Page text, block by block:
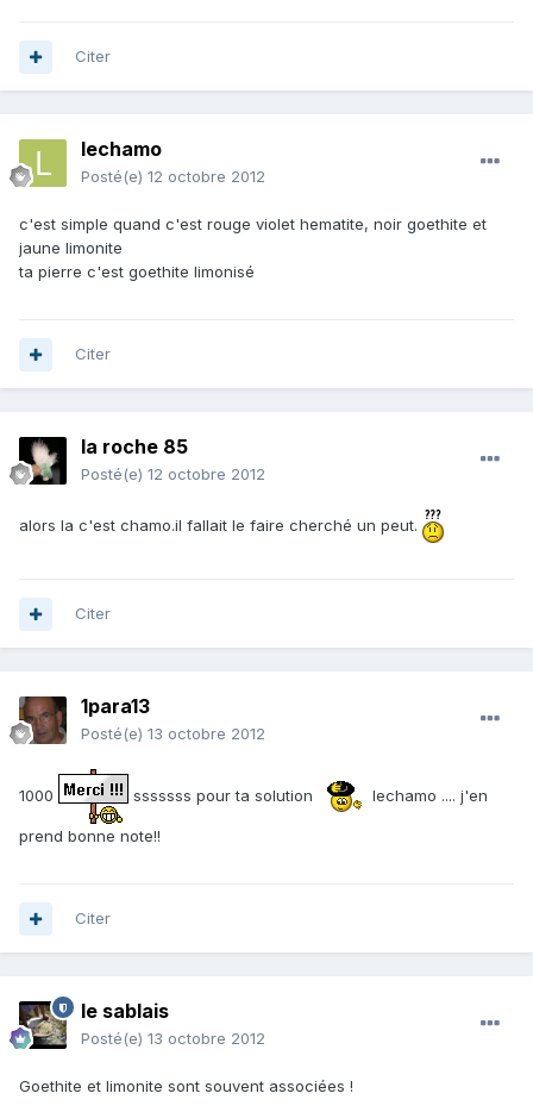
Citer
lechamo
Posté(e) 12 octobre 2012
c'est simple quand c'est rouge violet hematite, noir goethite et
jaune limonite
ta pierre c'est goethite limonisé
Citer
la roche 85
Posté(e) 12 octobre 2012
alors la c'est chamo.il fallait le faire cherché un peut.
Citer
1para13
Posté(e) 13 octobre 2012
1000 sssssss pour ta solution lechamo .... j'en
prend bonne note!!
Citer
le sablais
Posté(e) 13 octobre 2012
Goethite et limonite sont souvent associées !